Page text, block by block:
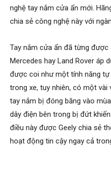
nghệ tay nắm cửa ẩn mới.
chia sẻ công nghệ này với
Tay nắm cửa ẩn đã từng được
Mercedes hay Land Rover áp
được coi như một tính năng tự
trong xe, tuy nhiên, có một vài
tay nắm bị đóng băng vào
dây điện bên trong bị đứt
điều này được Geely chia sẻ
hoạt động tin cậy ngay cả